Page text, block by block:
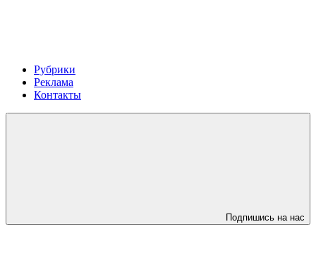
Рубрики
Реклама
Контакты
Подпишись на нас